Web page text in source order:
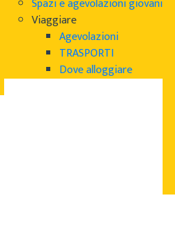
Viaggiare
Agevolazioni
TRASPORTI
Dove alloggiare